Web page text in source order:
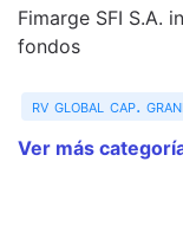
Fimarge SFI S.A.
fondos
rv global cap.
Ver más